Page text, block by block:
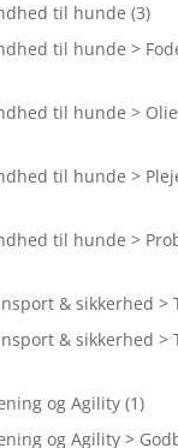
til hunde (3)
til hunde >
til hunde >
til hunde >
til hunde >
& sikkerhed >
& sikkerhed >
og Agility (1)
og Agility >